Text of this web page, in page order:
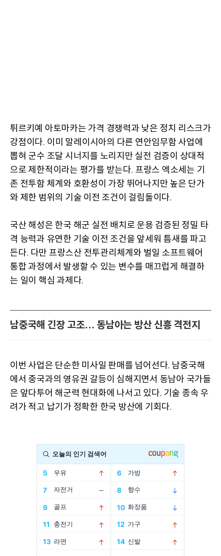
튀르키예 아토마카는 가격 경쟁력과 낮은 정치 리스크가
강점이다. 이미 말레이시아의 다른 연안임무함 사업에
뽑혀 군수 조달 시너지를 노리지만 실전 검증이 상대적
으로 제한적이라는 평가를 받는다. 프랑스 엑소세는 기
존 전투함 체계와 호환성이 가장 뛰어나지만 높은 단가
와 제한 범위의 기술 이전 조건이 걸림돌이다.
국산 해성은 한국 해군 실전 배치로 운용 검증된 정밀 타
격 능력과 유연한 기술 이전 조건을 앞세워 틈새를 파고
든다. 다만 프랑스산 전투관리체계와 벌일 소프트웨어
통합 과정에서 발생할 수 있는 변수를 매끄럽게 해결하
는 일이 핵심 과제다.
남중국해 긴장 고조… 동남아는 방산 신흥 격전지
이번 사업은 단순한 미사일 판매를 넘어선다. 남중국해
에서 중국과의 영유권 갈등이 심해지면서 동남아 국가들
은 앞다투어 해군력 현대화에 나서고 있다. 기술 종속 우
려가 적고 납기가 정확한 한국 방산에 기회다.